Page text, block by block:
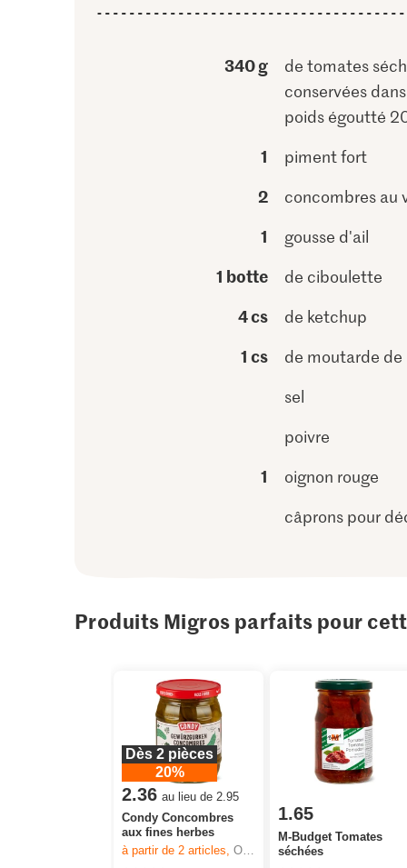
340 g
de tomates
conservées
poids égoutté
1 piment fort
2 concombres au
1 gousse d'ail
1 botte de ciboulette
4 cs de ketchup
1 cs
de moutarde de
sel
poivre
1
oignon rouge
câprons pour
Produits Migros parfaits pour
Dès 2 pièces
20%
2.36 au lieu de 2.95
Condy Concombres
aux fines herbes
à partir de 2articles,Offre valable du 6.8 au 12.8.2026, jusqu’à épuisement du stock.
1.65
M-Budget Tomates
séchées